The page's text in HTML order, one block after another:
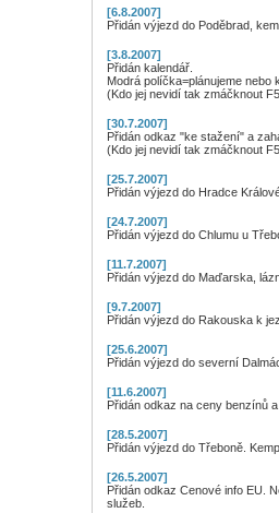
[6.8.2007]
Přidán výjezd do Poděbrad,
[3.8.2007]
Přidán kalendář.
Modrá políčka=plánujeme nebo
(Kdo jej nevidí tak zmáčknout
[30.7.2007]
Přidán odkaz "ke stažení" a
(Kdo jej nevidí tak zmáčknout
[25.7.2007]
Přidán výjezd do Hradce
[24.7.2007]
Přidán výjezd do Chlumu u
[11.7.2007]
Přidán výjezd do Maďarska,
[9.7.2007]
Přidán výjezd do Rakouska k
[25.6.2007]
Přidán výjezd do severní
[11.6.2007]
Přidán odkaz na ceny benzínů
[28.5.2007]
Přidán výjezd do Třeboně.
[26.5.2007]
Přidán odkaz Cenové info EU.
služeb.